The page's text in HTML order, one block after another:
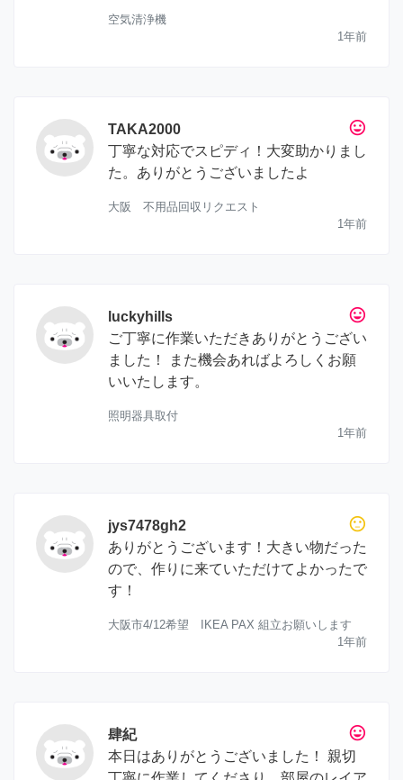
空気清浄機
1年前
tag_faces
TAKA2000
丁寧な対応でスピディ！大変助かりまし
た。ありがとうございましたよ
大阪 不用品回収リクエスト
1年前
tag_faces
luckyhills
ご丁寧に作業いただきありがとうござい
ました！ また機会あればよろしくお願
いいたします。
照明器具取付
1年前
sentiment_neutral
jys7478gh2
ありがとうございます！大きい物だった
ので、作りに来ていただけてよかったで
す！
大阪市4/12希望 IKEA PAX 組立お願いします
1年前
tag_faces
肆紀
本日はありがとうございました！ 親切